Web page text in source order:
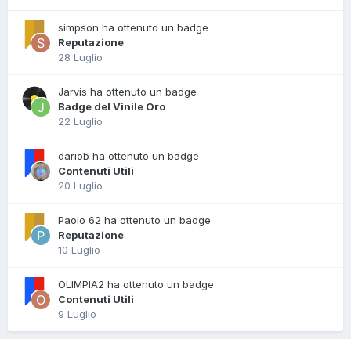
simpson ha ottenuto un badge
Reputazione
28 Luglio
Jarvis ha ottenuto un badge
Badge del Vinile Oro
22 Luglio
dariob ha ottenuto un badge
Contenuti Utili
20 Luglio
Paolo 62 ha ottenuto un badge
Reputazione
10 Luglio
OLIMPIA2 ha ottenuto un badge
Contenuti Utili
9 Luglio